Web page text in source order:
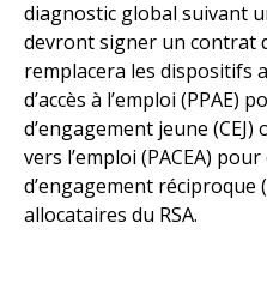
diagnostic global suivant
devront signer un contrat
remplacera les dispositifs
d’accès à l’emploi (PPAE)
d’engagement jeune
vers l’emploi (PACEA)
d’engagement réciproque
allocataires du RSA.